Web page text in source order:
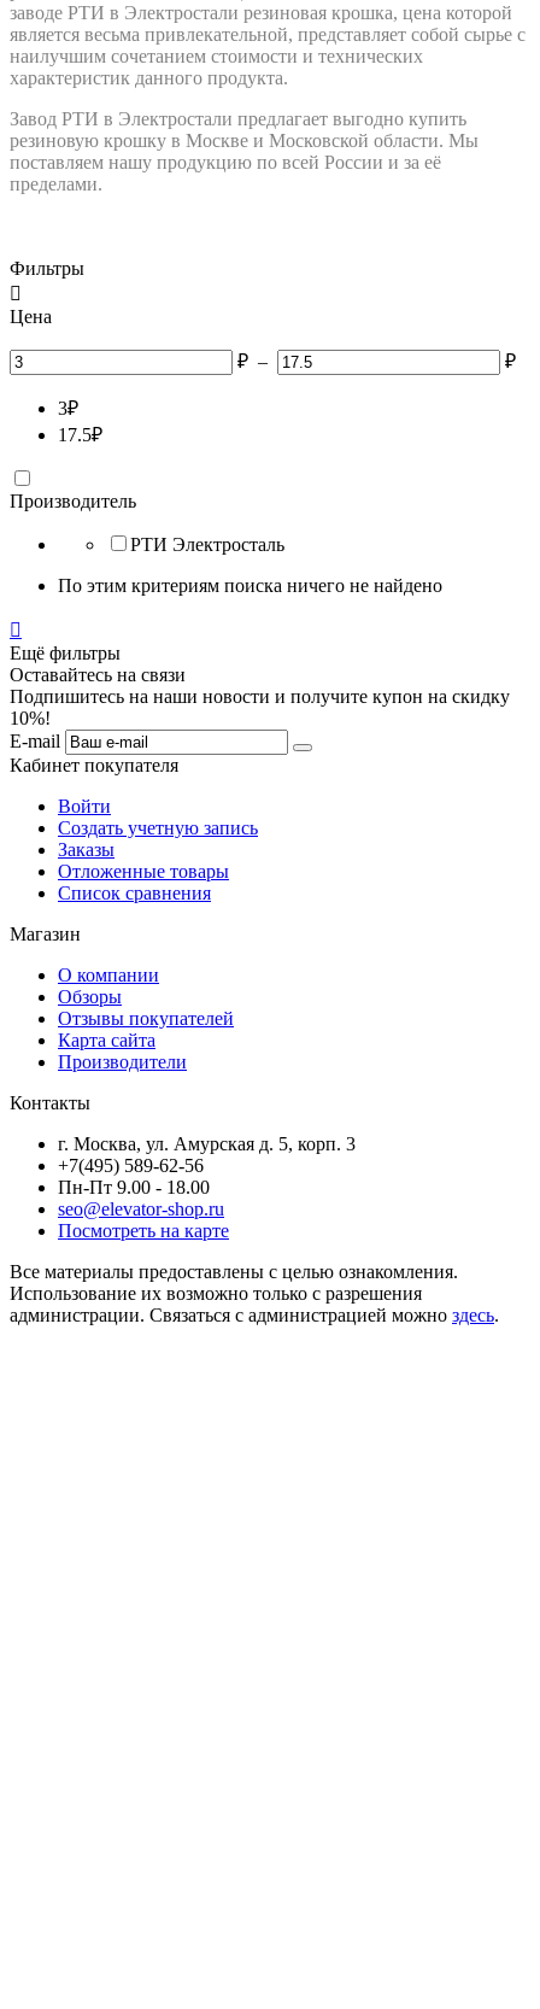
заводе РТИ в Электростали резиновая крошка, цена которой
является весьма привлекательной, представляет собой сырье с
наилучшим сочетанием стоимости и технических
характеристик данного продукта.
Завод РТИ в Электростали предлагает выгодно купить
резиновую крошку в Москве и Московской области. Мы
поставляем нашу продукцию по всей России и за её
пределами.
Фильтры

Цена
₽ – ₽
3₽
17.5₽
Производитель
РТИ Электросталь
По этим критериям поиска ничего не найдено

Ещё фильтры
Оставайтесь на связи
Подпишитесь на наши новости и получите купон на скидку
10%!
E-mail
Кабинет покупателя
Войти
Создать учетную запись
Заказы
Отложенные товары
Список сравнения
Магазин
О компании
Обзоры
Отзывы покупателей
Карта сайта
Производители
Контакты
г. Москва, ул. Амурская д. 5, корп. 3
+7(495) 589-62-56
Пн-Пт 9.00 - 18.00
seo@elevator-shop.ru
Посмотреть на карте
Все материалы предоставлены с целью ознакомления.
Использование их возможно только с разрешения
администрации. Связаться с администрацией можно здесь.